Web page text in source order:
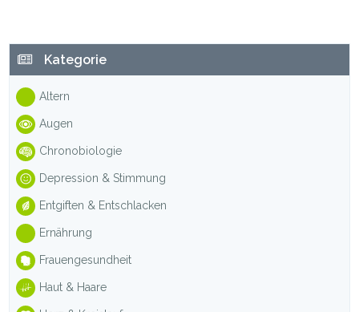
Haupt-
Sidebar
Kategorie
Altern
Augen
Chronobiologie
Depression & Stimmung
Entgiften & Entschlacken
Ernährung
Frauengesundheit
Haut & Haare